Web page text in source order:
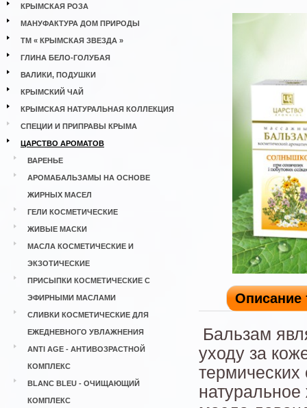
КРЫМСКАЯ РОЗА
МАНУФАКТУРА ДОМ ПРИРОДЫ
ТМ « КРЫМСКАЯ ЗВЕЗДА »
ГЛИНА БЕЛО-ГОЛУБАЯ
ВАЛИКИ, ПОДУШКИ
КРЫМСКИЙ ЧАЙ
КРЫМСКАЯ НАТУРАЛЬНАЯ КОЛЛЕКЦИЯ
СПЕЦИИ И ПРИПРАВЫ КРЫМА
ЦАРСТВО АРОМАТОВ
ВАРЕНЬЕ
АРОМАБАЛЬЗАМЫ НА ОСНОВЕ
ЖИРНЫХ МАСЕЛ
ГЕЛИ КОСМЕТИЧЕСКИЕ
ЖИВЫЕ МАСКИ
МАСЛА КОСМЕТИЧЕСКИЕ И
ЭКЗОТИЧЕСКИЕ
ПРИСЫПКИ КОСМЕТИЧЕСКИЕ С
ЭФИРНЫМИ МАСЛАМИ
СЛИВКИ КОСМЕТИЧЕСКИЕ ДЛЯ
ЕЖЕДНЕВНОГО УВЛАЖНЕНИЯ
ANTI AGE - АНТИВОЗРАСТНОЙ
КОМПЛЕКС
BLANC BLEU - ОЧИЩАЮЩИЙ
КОМПЛЕКС
Описание
Бальзам
уходу за